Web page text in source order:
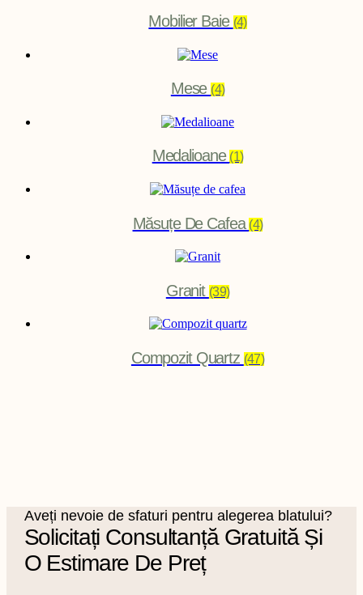
Mobilier Baie (4)
Mese(4)
Medalioane(1)
Măsuțe De Cafea(4)
Granit (39)
Compozit Quartz (47)
Aveți nevoie de sfaturi pentru alegerea blatului?
Solicitați Consultanță Gratuită Și
O Estimare De Preț